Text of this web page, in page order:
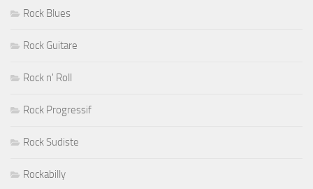
Rock Blues
Rock Guitare
Rock n' Roll
Rock Progressif
Rock Sudiste
Rockabilly